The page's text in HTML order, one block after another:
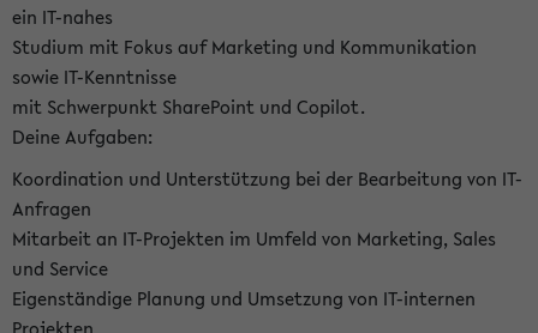
ein IT-nahes
Studium mit Fokus auf Marketing und Kommunikation
sowie IT-Kenntnisse
mit Schwerpunkt SharePoint und Copilot.
Deine Aufgaben:
Koordination und Unterstützung bei der Bearbeitung von IT-
Anfragen
Mitarbeit an IT-Projekten im Umfeld von Marketing, Sales
und Service
Eigenständige Planung und Umsetzung von IT-internen